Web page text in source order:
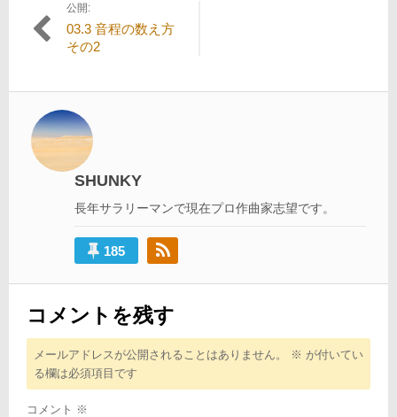
投
稿
ビ
ゲ
ー
シ
公開:
03.3 音程の数え方
その2
SHUNKY
長年サラリーマンで現在プロ作曲家志望です。
185
コメントを残す
メールアドレスが公開されることはありません。 ※ が付いてい
る欄は必須項目です
コメント ※